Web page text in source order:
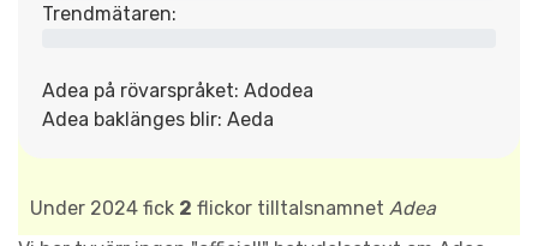
Trendmätaren:
Adea på rövarspråket: Adodea
Adea baklänges blir: Aeda
Under 2024 fick 2 flickor tilltalsnamnet Adea